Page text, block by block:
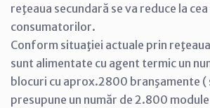
reţeaua secundară se va reduce la
consumatorilor.
Conform situaţiei actuale prin
sunt alimentate cu agent termic un
blocuri cu aprox.2800 branşamente (
presupune un număr de 2.800